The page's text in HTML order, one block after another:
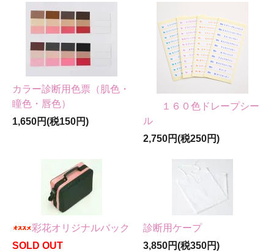
カラー診断用色票（肌色・
瞳色・唇色）
1,650円(税150円)
１６０色ドレープシー
ル
2,750円(税250円)
彩花オリジナルバック
SOLD OUT
診断用ケープ
3,850円(税350円)